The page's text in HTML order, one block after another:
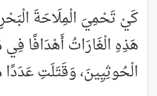
كَيْ تَحْمِيَ الْمِلَاحَةَ
هَذِهِ الْغَارَاتُ أَهْدَافًا
الْحُوثِيِينَ، وَقَتَلَتِ